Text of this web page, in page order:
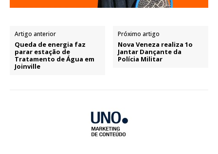
Artigo anterior
Queda de energia faz
parar estação de
Tratamento de Água em
Joinville
Próximo artigo
Nova Veneza realiza 1o
Jantar Dançante da
Polícia Militar